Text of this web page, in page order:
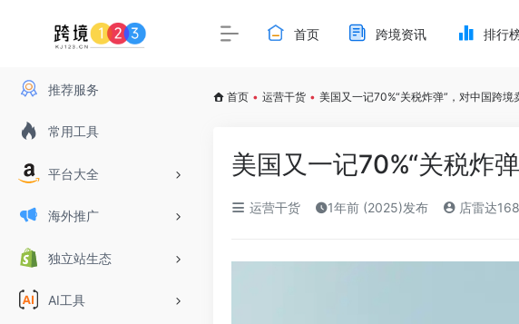
推荐服务
常用工具
平台大全
海外推广
独立站生态
AI工具
首页 跨境资讯 排行
首页 • 运营干货 • 美国又一记70%“关税炸弹”，对中国跨境
美国又一记70%“关税炸
运营干货 1年前 (2025)发布 店雷达